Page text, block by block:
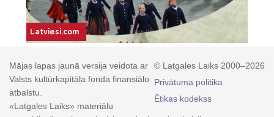
© Latgales Laiks 2000–2026
Privātuma politika
Ētikas kodekss
Mājas lapas jaunā versija veidota ar
Valsts kultūrkapitāla fonda finansiālo
atbalstu.
«Latgales Laiks» materiālu